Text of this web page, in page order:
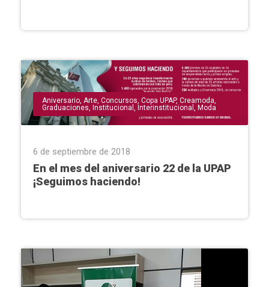
Aniversario, Arte, Concursos, Copa UPAP, Creamoda,
Graduaciones, Institucional , Interinstitucional , Moda
6 de septiembre de 2018
En el mes del aniversario 22 de la UPAP
¡Seguimos haciendo!